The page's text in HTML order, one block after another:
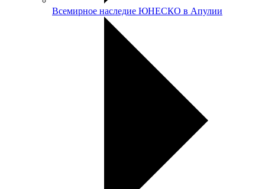
Всемирное наследие ЮНЕСКО в Апулии